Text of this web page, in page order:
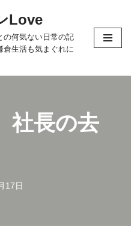
Love
の何気ない日常の記
倉生活も気まぐれに
社長の去
17日